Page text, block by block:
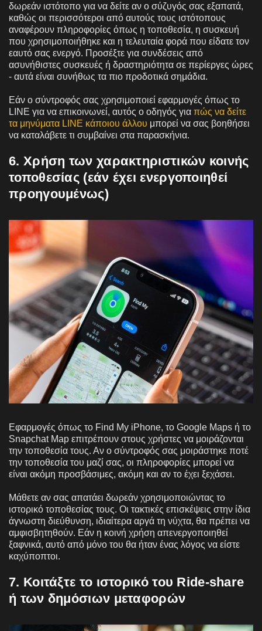
δωρεάν ιστότοπο για να δείτε αν ο σύζυγός σας εξαπατά,
καθώς οι περισσότεροι από αυτούς τους ιστότοπους
αναφέρουν πληροφορίες όπως η τοποθεσία, η συσκευή
που χρησιμοποιήθηκε και η τελευταία φορά που είδατε τον
εαυτό σας ενεργό. Προσέξτε για συνδέσεις από
ασυνήθιστες συσκευές ή δραστηριότητα σε περίεργες ώρες
- αυτά είναι συνήθως τα πιο προδοτικά σημάδια.
Εάν ο σύντροφός σας χρησιμοποιεί εφαρμογές όπως το
LINE για να επικοινωνεί, αυτός ο οδηγός για πώς να δείτε
τα μηνύματα LINE κάποιου άλλου μπορεί να σας βοηθήσει
να καταλάβετε τι συμβαίνει στα παρασκήνια.
6. Χρήση των χαρακτηριστικών κοινής
τοποθεσίας (εάν έχει ενεργοποιηθεί
προηγουμένως)
Εφαρμογές όπως το Find My iPhone, το Google Maps ή το
Snapchat Map επιτρέπουν στους χρήστες να μοιράζονται
την τοποθεσία τους. Αν ο σύντροφός σας μοιράστηκε ποτέ
την τοποθεσία του μαζί σας, οι πληροφορίες μπορεί να
είναι ακόμη προσβάσιμες, ακόμη και αν το έχει ξεχάσει.
Μάθετε αν σας απατάει δωρεάν χρησιμοποιώντας το
ιστορικό τοποθεσίας τους. Οι τακτικές επισκέψεις στην ίδια
άγνωστη διεύθυνση, ιδιαίτερα αργά τη νύχτα, θα πρέπει να
αμφισβητηθούν. Εάν η κοινή χρήση απενεργοποιηθεί
ξαφνικά, αυτό από μόνο του θα ήταν ένας λόγος να είστε
καχύποπτοι.
7. Κοιτάξτε το ιστορικό του Ride-share
ή των δημόσιων μεταφορών